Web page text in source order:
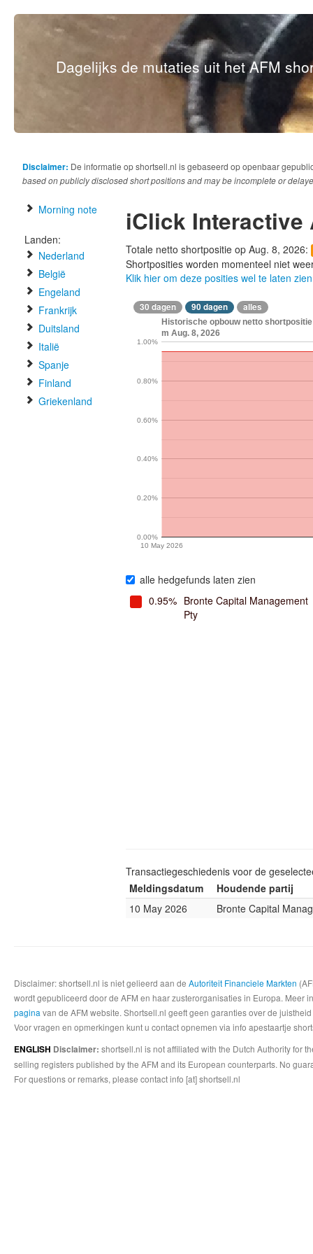
Dagelijks de mutaties uit het AFM
Disclaimer: De informatie op shortsell.nl is gebaseerd op openbaar
based on publicly disclosed short positions and may be incomplete or
Morning note
Landen:
Nederland
België
Engeland
Frankrijk
Duitsland
Italië
Spanje
Finland
Griekenland
iClick Interactive
Totale netto shortpositie op Aug. 8, 2026:
Shortposities worden momenteel niet
Klik hier om deze posities wel te laten zien
30 dagen 90 dagen alles
Historische opbouw netto
m Aug. 8, 2026
10 May 2026
0.00%
0.20%
0.40%
0.60%
0.80%
1.00%
alle hedgefunds laten zien
0.95% Bronte Capital Management
Pty
Transactiegeschiedenis voor de
Meldingsdatum
Houdende partij
10 May 2026
Bronte Capital
Disclaimer: shortsell.nl is niet gelieerd aan de Autoriteit Financiele Markten
wordt gepubliceerd door de AFM en haar zusterorganisaties in Europa.
pagina van de AFM website. Shortsell.nl geeft geen garanties over de
Voor vragen en opmerkingen kunt u contact opnemen via info apestaartje
ENGLISH Disclaimer: shortsell.nl is not affiliated with the Dutch Authority for
selling registers published by the AFM and its European counterparts. No
For questions or remarks, please contact info [at] shortsell.nl